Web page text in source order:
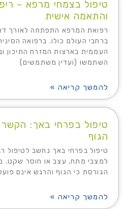
טיפול בצמחי מרפא –
והתאמה אישית
רפואת המרפא התפתחה לאורך
ברחבי העולם כולו. ברפואה
העממית בארצות המזרח התיכון
השתמשו (ועדין משתמשים)
להמשך קריאה »
טיפול בפרחי באך: הקשר
הגוף
טיפול בפרחי באך נחשב לטיפול
למצבי מתח, עצב או חוסר שקט.
הגורסת כי הגוף והרגש אינם
להמשך קריאה »